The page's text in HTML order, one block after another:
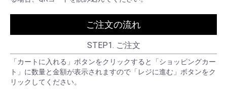
ご注文の流れ
STEP1. ご注文
「カートに入れる」ボタンをクリックすると「ショッピングカー
ト」に数量と金額が表示されますので「レジに進む」ボタンをク
リックしてください。